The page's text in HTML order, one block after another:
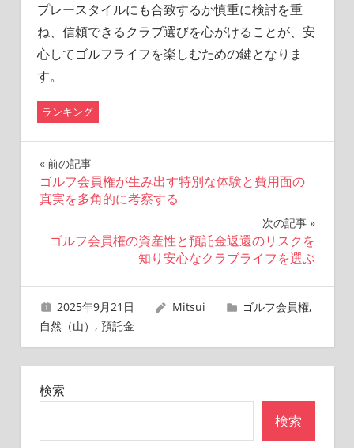
プレースタイルにも合致するか慎重に検討を重
ね、信頼できるクラブ選びを心がけることが、安
心してゴルフライフを楽しむための鍵となりま
す。
ランキング
投
稿
ナ
ゲ
ー
シ
ョ
前の記事
ゴルフ会員権が生み出す特別な体験と費用面の
真実を多角的に考察する
次の記事
ゴルフ会員権の資産性と預託金返還のリスクを
知り安心なクラブライフを選ぶ
2025年9月21日 Mitsui ゴルフ会員権,
自然（山） , 預託金
検索
検索